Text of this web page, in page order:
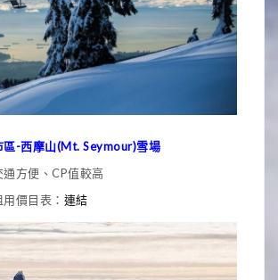
區-西摩山(Mt. Seymour)雪場
通方便、CP值較高
價目表： 連結